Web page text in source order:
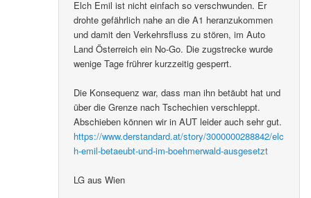
Elch Emil ist nicht einfach so verschwunden. Er
drohte gefährlich nahe an die A1 heranzukommen
und damit den Verkehrsfluss zu stören, im Auto
Land Österreich ein No-Go. Die zugstrecke wurde
wenige Tage frührer kurzzeitig gesperrt.
Die Konsequenz war, dass man ihn betäubt hat und
über die Grenze nach Tschechien verschleppt.
Abschieben können wir in AUT leider auch sehr gut.
https://www.derstandard.at/story/3000000288842/elc
h-emil-betaeubt-und-im-boehmerwald-ausgesetzt
LG aus Wien